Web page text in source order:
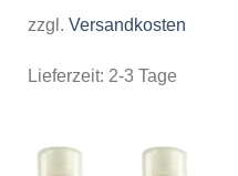
zzgl. Versandkosten
Lieferzeit: 2-3 Tage